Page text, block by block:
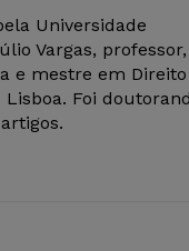
Universidade
Vargas, professor,
e mestre em Direito
Foi